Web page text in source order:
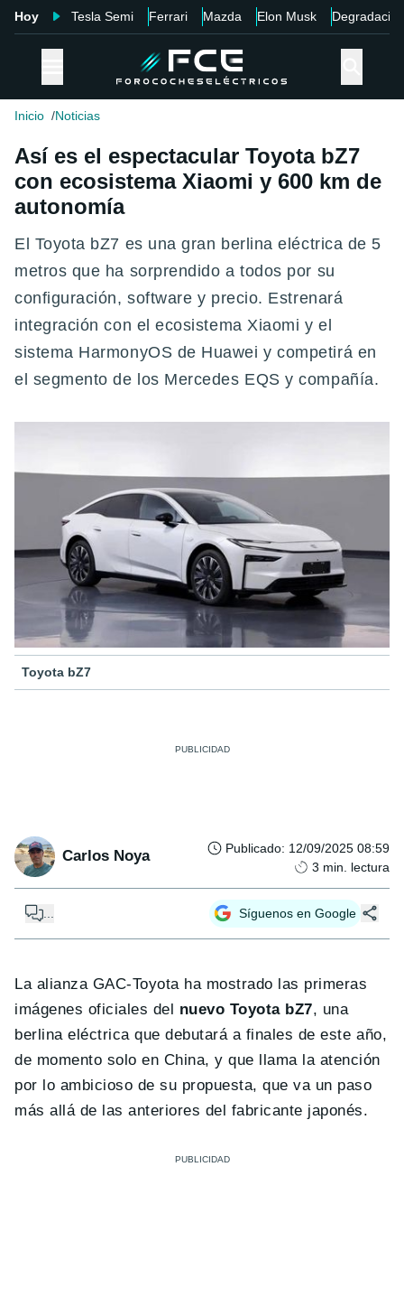
Hoy Tesla Semi Ferrari Mazda Elon Musk Degradación
Inicio Noticias
Así es el espectacular Toyota bZ7
con ecosistema Xiaomi y 600 km de
autonomía
El Toyota bZ7 es una gran berlina eléctrica de 5
metros que ha sorprendido a todos por su
configuración, software y precio. Estrenará
integración con el ecosistema Xiaomi y el
sistema HarmonyOS de Huawei y competirá en
el segmento de los Mercedes EQS y compañía.
Toyota bZ7
Carlos Noya Publicado: 12/09/2025 08:59
3 min. lectura
Síguenos en Google
La alianza GAC-Toyota ha mostrado las primeras
imágenes oficiales del nuevo Toyota bZ7, una
berlina eléctrica que debutará a finales de este año,
de momento solo en China, y que llama la atención
por lo ambicioso de su propuesta, que va un paso
más allá de las anteriores del fabricante japonés.